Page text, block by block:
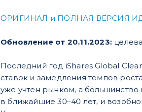
ОРИГИНАЛ и ПОЛНАЯ ВЕРСИЯ
Обновление от 20.11.2023:
Последний год iShares Global
ставок и замедления темпов
уже учтен рынком, а
в ближайшие 30–40 лет, и